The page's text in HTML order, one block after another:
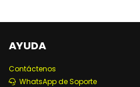
AYUDA
Contáctenos
WhatsApp de Soporte